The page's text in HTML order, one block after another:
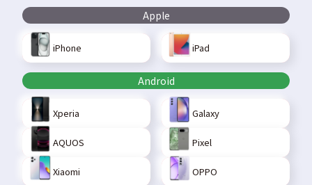
Apple
iPhone iPad
Android
Xperia Galaxy
AQUOS Pixel
Xiaomi OPPO